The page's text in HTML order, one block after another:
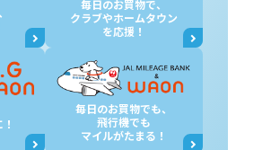
毎日のお買物で、
クラブやホームタウン
を応援！
毎日のお買物でも、
飛行機でも
マイルがたまる！